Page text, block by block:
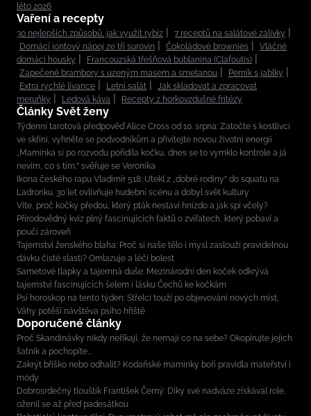
léto 2026
Vaření a recepty
30 nejlepších způsobů, jak využít rybíz
7 receptů na salátové zálivky
Domácí iontový nápoj ze tří surovin
Čokoládové brownies
Vláčné
domácí housky
Francouzská třešňová bublanina (Clafoutis)
Zapečené brambory s uzeným masem a smetanou
Perník s jablky
Extra rychlé lívance
Letní salát
Jak skladovat a zpracovat
meruňky
Ledová káva Recepty z horkovzdušné fritézy
Články Svět ženy
Týdenní tarotová předpověď Alice Cross od 10. srpna: Zatočte s kostlivci
ve skříni, vyhněte se podvodníkům a přivítejte novou životní energii
„Maminka si po rozvodu pořídila kočku, dnes se to vymklo kontrole a já
nevím, co s tím,“ svěřuje se Veronika
Ikona českého rapu Vladimír 518: Utekl z „dobré rodiny“ do squatu na
Ladronku. 30 let ovlivňuje hudební scénu a dobyl svět kultury
Víte, proč kočky předou, který pták nestaví hnízdo a jak spí včely?
Přírodovědný kvíz plný fascinujících faktů o zvířatech, který pobaví a
poučí zároveň
Tajemství ženského blaha: Proč si naše tělo i mysl zaslouží pravidelnou
dávku čisté slasti? Omlazuje a léčí bolest
Sametové tlapky a tajemná duše: Mezinárodní den koček odkrývá
tajemství fascinujících šelem i lásku Čechů ke kočkám
Psí horoskop na tento týden: Střelci touží po objevování nových míst,
Váhy potěší návštěva psího hřiště
Doporučené články
Proč Skandinávky nikdy neříkají, že nemají co na sebe? Okopírujte jejich
šatník a pochopíte...
Zakrýt bříško nebo odhalit? Kodaňské maminky boří pravidla mateřství i
módy
Dobrosrdečný tlouštík František Černý: Díky své nadváze získával role,
oženil se až před padesátkou